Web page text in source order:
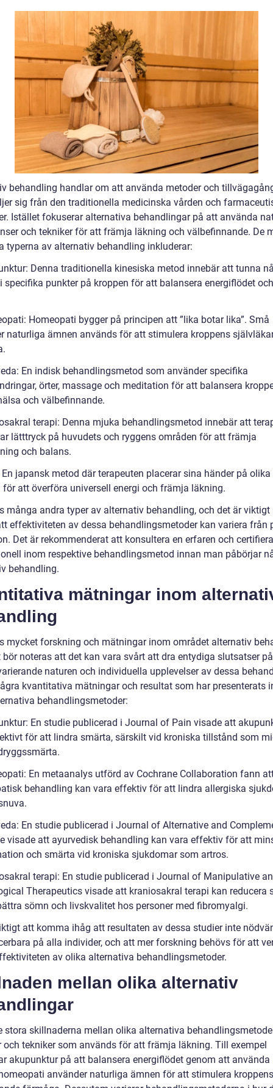
behandling handlar om att använda metoder och
sig från den traditionella medicinska vården och
Istället fokuserar alternativa behandlingar på att använda
och tekniker för att främja läkning och välbefinnande. De
typerna av alternativ behandling inkluderar:
Denna traditionella kinesiska metod innebär att tunna
specifika punkter på kroppen för att balansera energiflödet
Homeopati bygger på principen att ”lika botar lika”. Små
naturliga ämnen används för att stimulera kroppens
En indisk behandlingsmetod som använder specifika
örter, massage och meditation för att balansera
och välbefinnande.
terapi: Denna mjuka behandlingsmetod innebär att
lätttryck på huvudets och ryggens områden för att främja
och balans.
En japansk metod där terapeuten placerar sina händer på
för att överföra universell energi och främja läkning.
många andra typer av alternativ behandling, och det är viktigt
effektiviteten av dessa behandlingsmetoder kan variera från
Det är rekommenderat att konsultera en erfaren och
inom respektive behandlingsmetod innan man påbörjar
behandling.
mätningar inom
mycket forskning och mätningar inom området alternativ
bör noteras att det kan vara svårt att dra entydiga slutsatser
naturen och individuella upplevelser av dessa
kvantitativa mätningar och resultat som har presenterats
behandlingsmetoder:
En studie publicerad i Journal of Pain visade att
för att lindra smärta, särskilt vid kroniska tillstånd som
En metaanalys utförd av Cochrane Collaboration fann
behandling kan vara effektiv för att lindra allergiska
En studie publicerad i Journal of Alternative and
visade att ayurvedisk behandling kan vara effektiv för att
och smärta vid kroniska sjukdomar som artros.
terapi: En studie publicerad i Journal of Manipulative
Therapeutics visade att kraniosakral terapi kan reducera
sömn och livskvalitet hos personer med fibromyalgi.
att komma ihåg att resultaten av dessa studier inte
på alla individer, och att mer forskning behövs för att
av olika alternativa behandlingsmetoder.
mellan olika alternativ
stora skillnaderna mellan olika alternativa
och tekniker som används för att främja läkning. Till exempel
akupunktur på att balansera energiflödet genom att använda
använder naturliga ämnen för att stimulera kroppens